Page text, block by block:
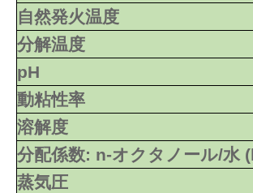
自然発火温度
分解温度
pH
動粘性率
溶解度
分配係数: n-オクタノール/水
蒸気圧